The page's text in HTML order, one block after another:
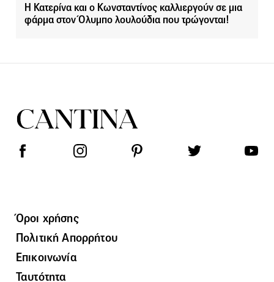
Η Κατερίνα και ο Κωνσταντίνος καλλιεργούν σε μια
φάρμα στον Όλυμπο λουλούδια που τρώγονται!
Όροι χρήσης
Πολιτική Απορρήτου
Επικοινωνία
Ταυτότητα